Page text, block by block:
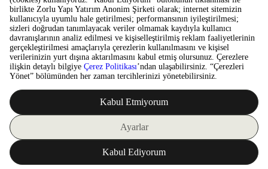
Bilgi Toplumu Hizmetleri
İletişim